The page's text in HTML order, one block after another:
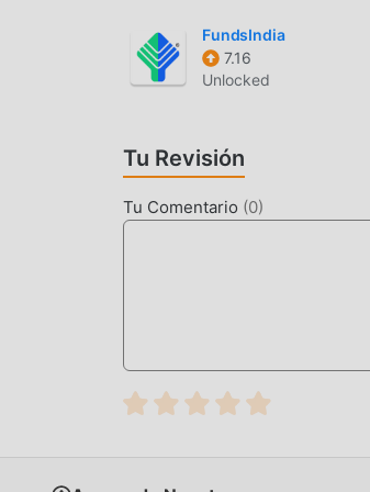
hay más aplicaciones de mod
FundsIndia
7.16
Unlocked
Tu Revisión
Tu Comentario (0)